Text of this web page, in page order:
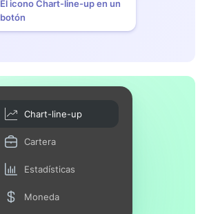
El icono Chart-line-up en un
botón
Chart-line-up
Cartera
Estadísticas
Moneda